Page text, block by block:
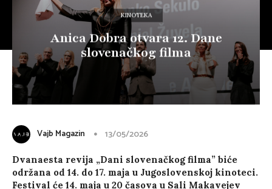
KINOTEKA
Anica Dobra otvara 12. Dane
slovenačkog filma
Vajb Magazin 13/05/2026
Dvanaesta revija „Dani slovenačkog filma” biće
održana od 14. do 17. maja u Jugoslovenskoj kinoteci.
Festival će 14. maja u 20 časova u Sali Makavejev